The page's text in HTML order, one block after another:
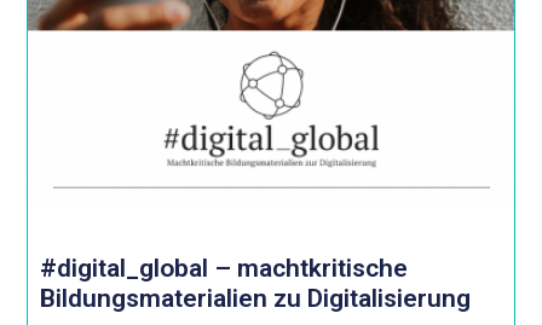
#digital_global – machtkritische
Bildungsmaterialien zu Digitalisierung